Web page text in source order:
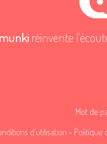
réinvente
Mot de
d'utilisation - Politique